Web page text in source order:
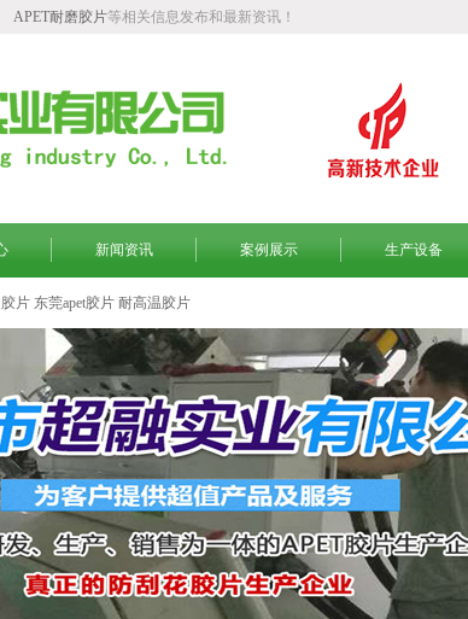
APET耐磨胶片等相关信息发布和最新资讯！
新闻资讯 案例展示 生产设备
片 东莞apet胶片 耐高温胶片